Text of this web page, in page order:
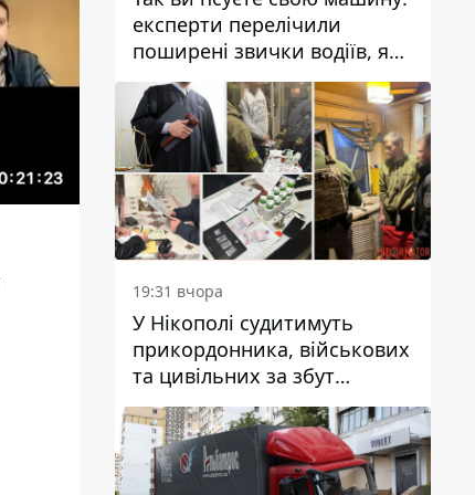
експерти перелічили
поширені звички водіїв, які
насправді шкодять
автомобілю
19:31 вчора
У Нікополі судитимуть
прикордонника, військових
та цивільних за збут
психотропів